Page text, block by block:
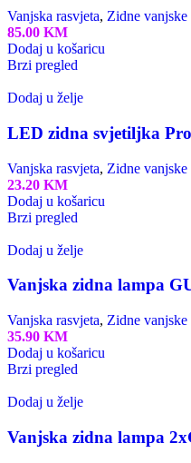
Vanjska rasvjeta, Zidne
85.00 KM
Dodaj u košaricu
Brzi pregled
Dodaj u želje
LED zidna svjetiljka
Vanjska rasvjeta, Zidne
23.20 KM
Dodaj u košaricu
Brzi pregled
Dodaj u želje
Vanjska zidna lampa
Vanjska rasvjeta, Zidne
35.90 KM
Dodaj u košaricu
Brzi pregled
Dodaj u želje
Vanjska zidna lampa